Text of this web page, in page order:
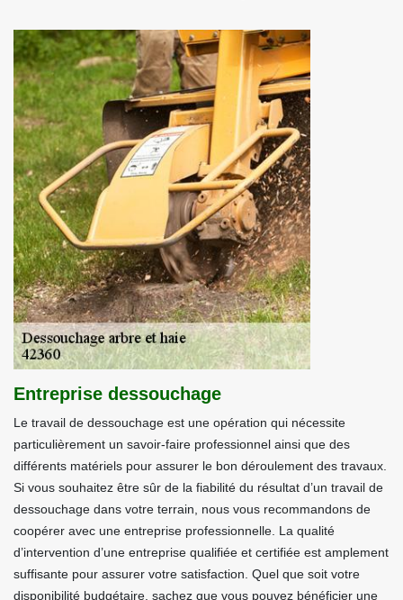
Entreprise dessouchage
Le travail de dessouchage est une opération qui nécessite
particulièrement un savoir-faire professionnel ainsi que des
différents matériels pour assurer le bon déroulement des travaux.
Si vous souhaitez être sûr de la fiabilité du résultat d’un travail de
dessouchage dans votre terrain, nous vous recommandons de
coopérer avec une entreprise professionnelle. La qualité
d’intervention d’une entreprise qualifiée et certifiée est amplement
suffisante pour assurer votre satisfaction. Quel que soit votre
disponibilité budgétaire, sachez que vous pouvez bénéficier une